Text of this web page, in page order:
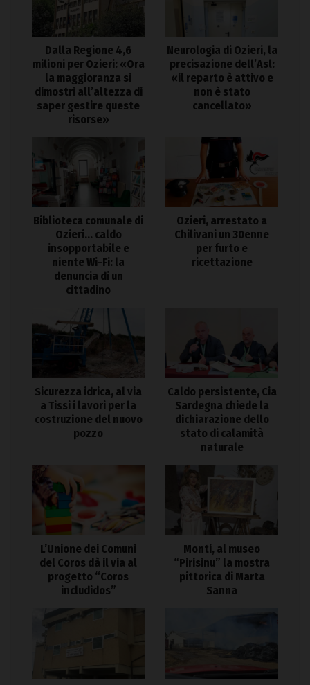
Dalla Regione 4,6
milioni per Ozieri: «Ora
la maggioranza si
dimostri all’altezza di
saper gestire queste
risorse»
Neurologia di Ozieri, la
precisazione dell’Asl:
«il reparto è attivo e
non è stato
cancellato»
Biblioteca comunale di
Ozieri… caldo
insopportabile e
niente Wi-Fi: la
denuncia di un
cittadino
Ozieri, arrestato a
Chilivani un 30enne
per furto e
ricettazione
Sicurezza idrica, al via
a Tissi i lavori per la
costruzione del nuovo
pozzo
Caldo persistente, Cia
Sardegna chiede la
dichiarazione dello
stato di calamità
naturale
L’Unione dei Comuni
del Coros dà il via al
progetto “Coros
includidos”
Monti, al museo
“Pirisinu” la mostra
pittorica di Marta
Sanna